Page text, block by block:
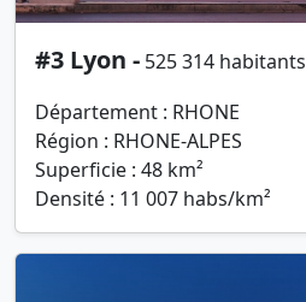
#3 Lyon - 525 314 habitants
Département : RHONE
Région : RHONE-ALPES
Superficie : 48 km²
Densité : 11 007 habs/km²